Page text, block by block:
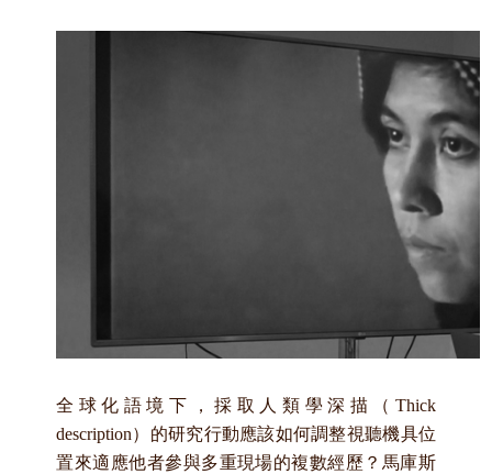
全球化語境下，採取人類學深描（Thick
description）的研究行動應該如何調整視聽機具位
置來適應他者參與多重現場的複數經歷？馬庫斯